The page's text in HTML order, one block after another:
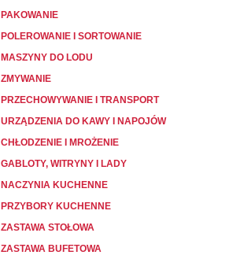
PAKOWANIE
POLEROWANIE I SORTOWANIE
MASZYNY DO LODU
ZMYWANIE
PRZECHOWYWANIE I TRANSPORT
URZĄDZENIA DO KAWY I NAPOJÓW
CHŁODZENIE I MROŻENIE
GABLOTY, WITRYNY I LADY
NACZYNIA KUCHENNE
PRZYBORY KUCHENNE
ZASTAWA STOŁOWA
ZASTAWA BUFETOWA